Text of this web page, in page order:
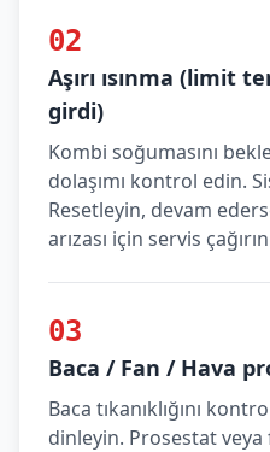
02
Aşırı ısınma (limit
girdi)
Kombi soğumasını
dolaşımı kontrol edin.
Resetleyin, devam
arızası için servis
03
Baca / Fan / Hava
Baca tıkanıklığını
dinleyin. Prosestat veya